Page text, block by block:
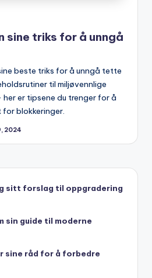
sine triks for å unngå
beste triks for å unngå tette
til miljøvennlige
er tipsene du trenger for å
blokkeringer.
2024
sitt forslag til oppgradering
sin guide til moderne
sine råd for å forbedre